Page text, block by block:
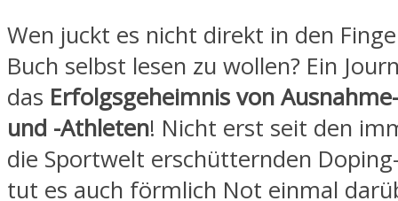
Wen juckt es nicht direkt in den
Buch selbst lesen zu wollen? Ein
das Erfolgsgeheimnis von
und -Athleten! Nicht erst seit den
die Sportwelt erschütternden
tut es auch förmlich Not einmal